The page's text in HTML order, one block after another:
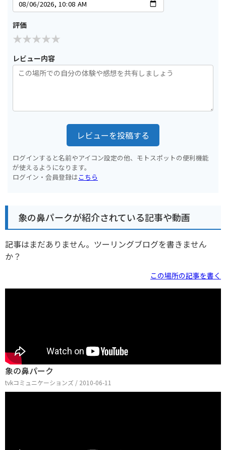
評価
レビュー内容
レビューを投稿する
ログインすると名前やアイコン設定の他、モトスポットの便利機能
が使えるようになります。
ログイン・会員登録はこちら
象の鼻パークが紹介されている記事や動画
記事はまだありません。ツーリングブログを書きません
か？
この場所の記事を書く
象の鼻パーク
tvkコミュニケーションズ / 2010-06-11